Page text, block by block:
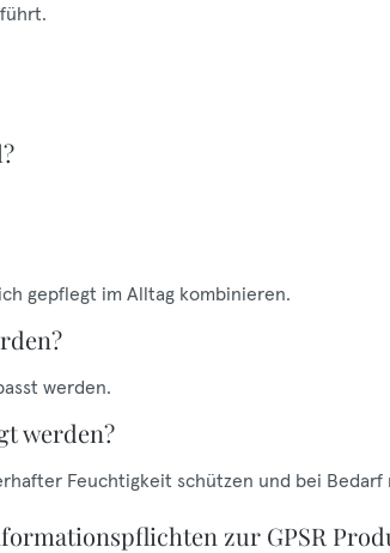
gepflegt im Alltag kombinieren.
werden.
werden?
Feuchtigkeit schützen und bei
zur GPSR